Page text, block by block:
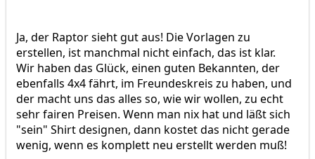
Ja, der Raptor sieht gut aus! Die Vorlagen zu
erstellen, ist manchmal nicht einfach, das ist klar.
Wir haben das Glück, einen guten Bekannten, der
ebenfalls 4x4 fährt, im Freundeskreis zu haben, und
der macht uns das alles so, wie wir wollen, zu echt
sehr fairen Preisen. Wenn man nix hat und läßt sich
"sein" Shirt designen, dann kostet das nicht gerade
wenig, wenn es komplett neu erstellt werden muß!